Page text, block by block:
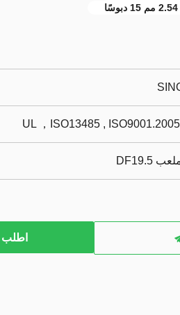
UL ，ISO13485 ,